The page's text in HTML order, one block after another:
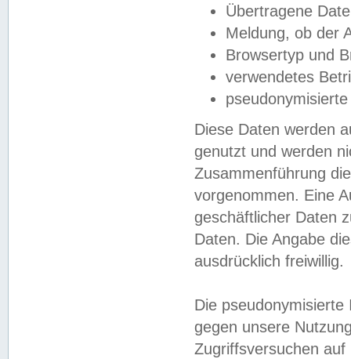
Übertragene
Meldung, ob der
Browsertyp und
verwendetes
Diese Daten werden
genutzt und werden
Zusammenführung
vorgenommen. Eine
geschäftlicher Daten
Daten. Die Angabe
ausdrücklich freiwillig.
Die
gegen unsere
Zugriffsversuchen